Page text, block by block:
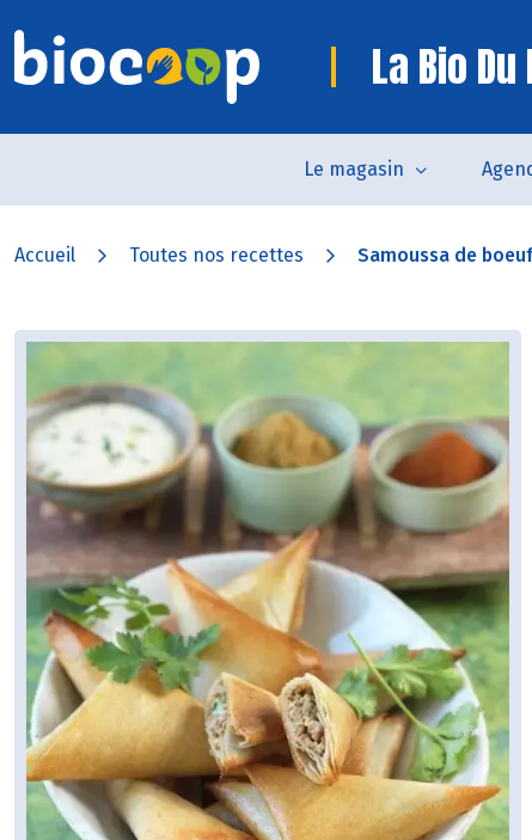
La Bio
Le magasin
Accueil Toutes nos recettes Samoussa de